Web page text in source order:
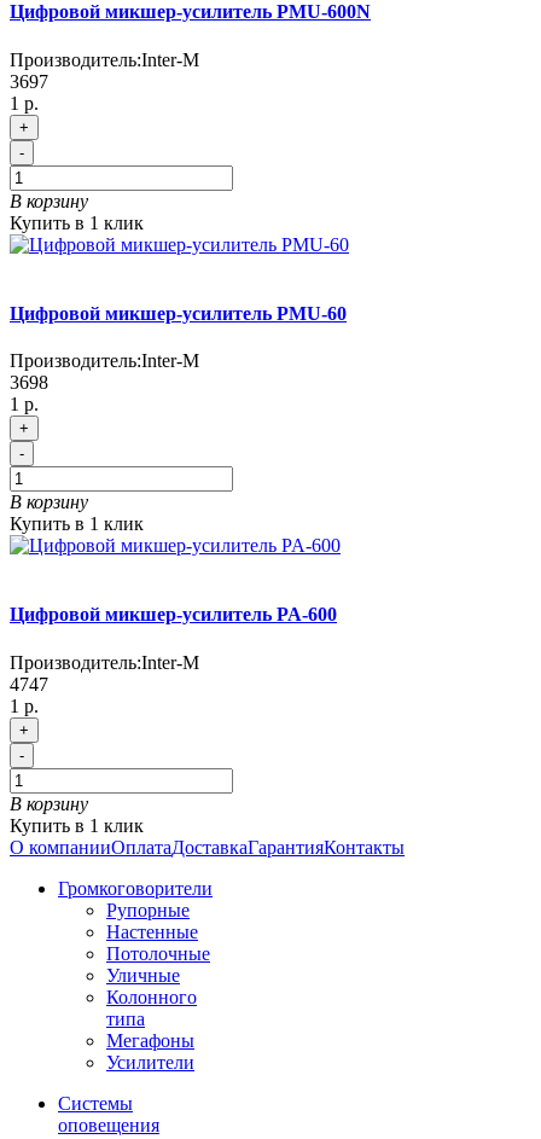
Цифровой микшер-усилитель PMU-600N
Производитель:Inter-M
3697
1 р.
+
-
В корзину
Купить в 1 клик
Цифровой микшер-усилитель PMU-60
Производитель:Inter-M
3698
1 р.
+
-
В корзину
Купить в 1 клик
Цифровой микшер-усилитель PA-600
Производитель:Inter-M
4747
1 р.
+
-
В корзину
Купить в 1 клик
О компанииОплатаДоставкаГарантияКонтакты
Громкоговорители
Рупорные
Настенные
Потолочные
Уличные
Колонного
типа
Мегафоны
Усилители
Системы
оповещения